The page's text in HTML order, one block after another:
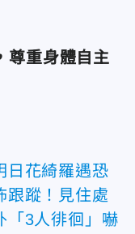
尊重身體自主
日花綺羅遇恐
跟蹤！見住處
「3人徘徊」嚇